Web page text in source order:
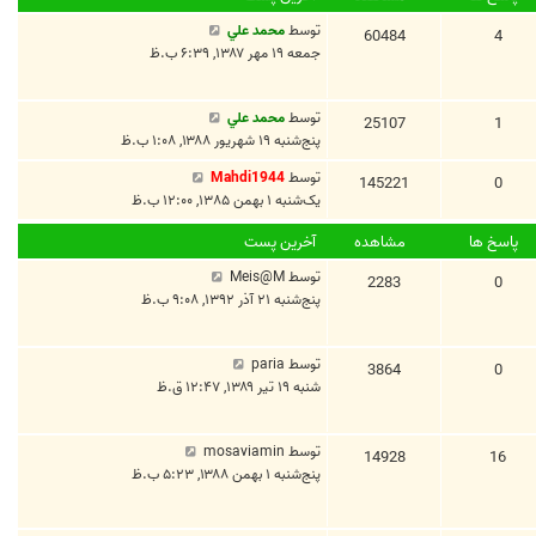
4
60484 توسطمحمد علي
جمعه ۱۹ مهر ۱۳۸۷, ۶:۳۹ ب.ظ
1
25107 توسطمحمد علي
پنج‌شنبه ۱۹ شهریور ۱۳۸۸, ۱:۰۸ ب.ظ
0
145221 توسطMahdi1944
یک‌شنبه ۱ بهمن ۱۳۸۵, ۱۲:۰۰ ب.ظ
پاسخ ها مشاهده آخرین پست
0
2283 توسطMeis@M
پنج‌شنبه ۲۱ آذر ۱۳۹۲, ۹:۰۸ ب.ظ
0
3864 توسط paria
شنبه ۱۹ تیر ۱۳۸۹, ۱۲:۴۷ ق.ظ
16
14928 توسط mosaviamin
پنج‌شنبه ۱ بهمن ۱۳۸۸, ۵:۲۳ ب.ظ